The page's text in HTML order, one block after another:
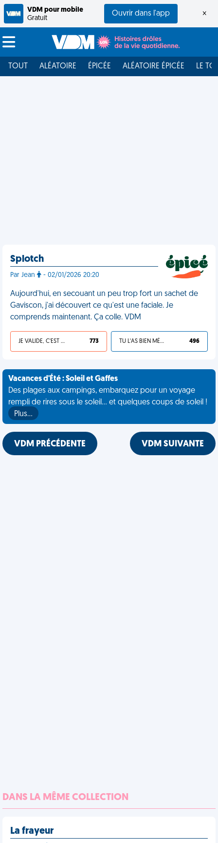
VDM pour mobile
Gratuit
Ouvrir dans l'app ×
TOUT ALÉATOIRE ÉPICÉE ALÉATOIRE ÉPICÉE LE
Splotch
Par Jean - 02/01/2026 20:20
Aujourd'hui, en secouant un peu trop fort un sachet de
Gaviscon, j'ai découvert ce qu'est une faciale. Je
comprends maintenant. Ça colle. VDM
JE VALIDE, C'EST UNE VDM 773 TU L'AS BIEN MÉRITÉ 496
Vacances d'Été : Soleil et Gaffes
Des plages aux campings, embarquez pour un voyage
rempli de rires sous le soleil... et quelques coups de soleil !
Plus…
VDM PRÉCÉDENTE VDM SUIVANTE
DANS LA MÊME COLLECTION
La frayeur